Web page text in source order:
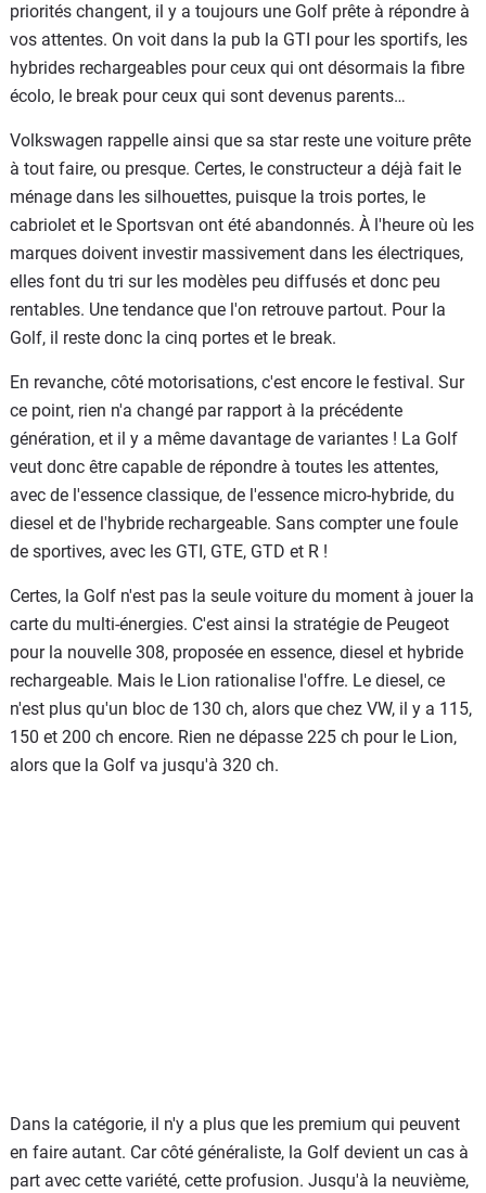
priorités changent, il y a toujours une Golf prête à répondre à
vos attentes. On voit dans la pub la GTI pour les sportifs, les
hybrides rechargeables pour ceux qui ont désormais la fibre
écolo, le break pour ceux qui sont devenus parents…
Volkswagen rappelle ainsi que sa star reste une voiture prête
à tout faire, ou presque. Certes, le constructeur a déjà fait le
ménage dans les silhouettes, puisque la trois portes, le
cabriolet et le Sportsvan ont été abandonnés. À l'heure où les
marques doivent investir massivement dans les électriques,
elles font du tri sur les modèles peu diffusés et donc peu
rentables. Une tendance que l'on retrouve partout. Pour la
Golf, il reste donc la cinq portes et le break.
En revanche, côté motorisations, c'est encore le festival. Sur
ce point, rien n'a changé par rapport à la précédente
génération, et il y a même davantage de variantes ! La Golf
veut donc être capable de répondre à toutes les attentes,
avec de l'essence classique, de l'essence micro-hybride, du
diesel et de l'hybride rechargeable. Sans compter une foule
de sportives, avec les GTI, GTE, GTD et R !
Certes, la Golf n'est pas la seule voiture du moment à jouer la
carte du multi-énergies. C'est ainsi la stratégie de Peugeot
pour la nouvelle 308, proposée en essence, diesel et hybride
rechargeable. Mais le Lion rationalise l'offre. Le diesel, ce
n'est plus qu'un bloc de 130 ch, alors que chez VW, il y a 115,
150 et 200 ch encore. Rien ne dépasse 225 ch pour le Lion,
alors que la Golf va jusqu'à 320 ch.
Dans la catégorie, il n'y a plus que les premium qui peuvent
en faire autant. Car côté généraliste, la Golf devient un cas à
part avec cette variété, cette profusion. Jusqu'à la neuvième,